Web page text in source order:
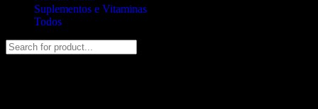
Suplementos e Vitaminas
Todos